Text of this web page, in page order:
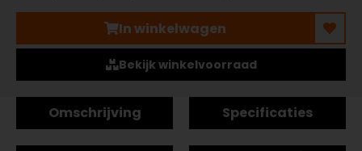
In winkelwagen
Bekijk winkelvoorraad
Omschrijving Specificaties